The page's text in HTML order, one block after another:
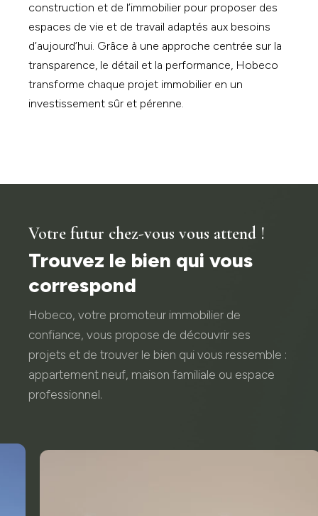
construction et de l’immobilier pour proposer des
espaces de vie et de travail adaptés aux besoins
d’aujourd’hui. Grâce à une approche centrée sur la
transparence, le détail et la performance, Hobeco
transforme chaque projet immobilier en un
investissement sûr et pérenne.
Votre futur chez-vous vous attend !
Trouvez le bien qui vous
correspond
Hobeco, votre promoteur immobilier de
confiance, vous propose de découvrir ses
projets et de trouver le bien qui vous ressemble :
appartement neuf, maison familiale ou espace
professionnel.